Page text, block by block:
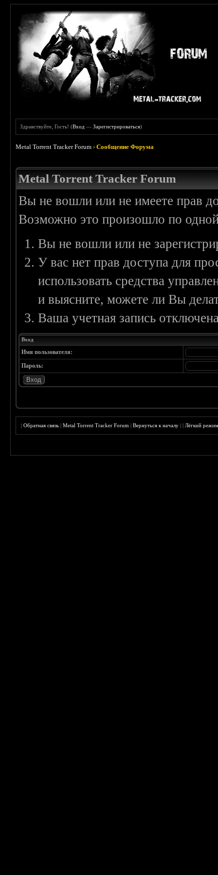
Здравствуйте, Гость! (Вход —Зарегистрироваться)
Metal Torrent Tracker Forum ›Сообщение Форума
Metal Torrent Tracker Forum
Вы не вошли или не имеете прав
Возможно это произошло по
Вы не вошли или не
У вас нет прав доступа для
использовать средства
и выясните, можете ли Вы
Ваша учетная запись
Вход
Имя пользователя:
Пароль:
|Обратная связь |Metal Torrent Tracker Forum |Вернуться к началу ||Лёгкий